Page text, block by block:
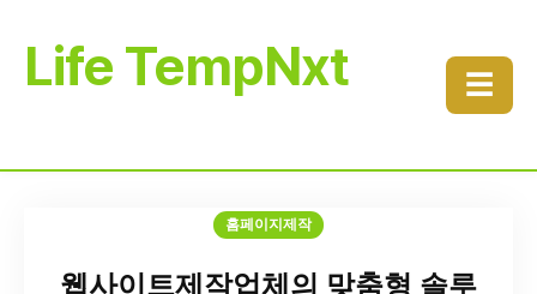
Life TempNxt ☰
홈페이지제작
웹사이트제작업체의 맞춤형 솔루